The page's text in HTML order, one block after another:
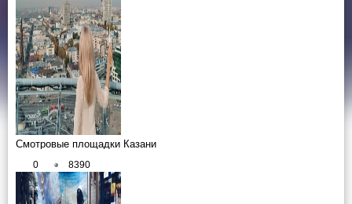
Смотровые площадки Казани
0 8390